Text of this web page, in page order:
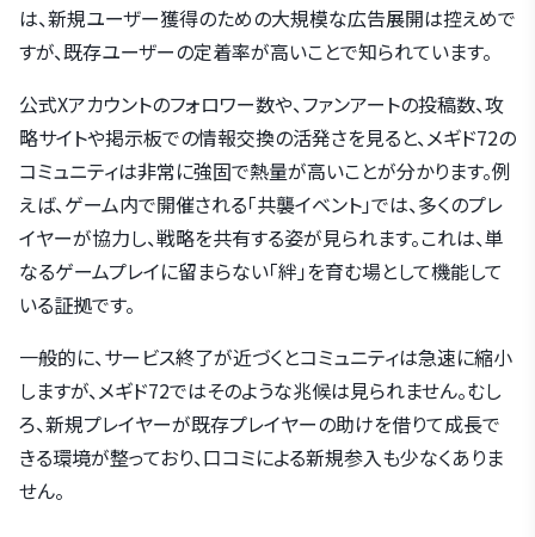
は、新規ユーザー獲得のための大規模な広告展開は控えめで
すが、既存ユーザーの定着率が高いことで知られています。
公式Xアカウントのフォロワー数や、ファンアートの投稿数、攻
略サイトや掲示板での情報交換の活発さを見ると、メギド72の
コミュニティは非常に強固で熱量が高いことが分かります。例
えば、ゲーム内で開催される「共襲イベント」では、多くのプレ
イヤーが協力し、戦略を共有する姿が見られます。これは、単
なるゲームプレイに留まらない「絆」を育む場として機能して
いる証拠です。
一般的に、サービス終了が近づくとコミュニティは急速に縮小
しますが、メギド72ではそのような兆候は見られません。むし
ろ、新規プレイヤーが既存プレイヤーの助けを借りて成長で
きる環境が整っており、口コミによる新規参入も少なくありま
せん。